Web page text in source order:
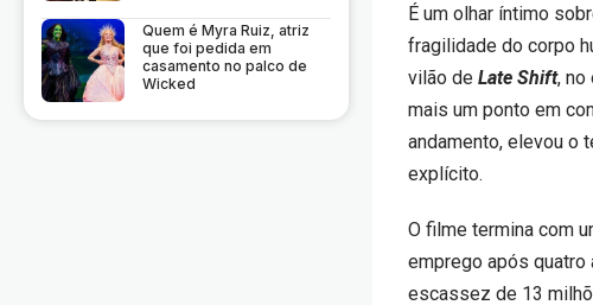
Quem é Myra Ruiz, atriz
que foi pedida em
casamento no palco de
Wicked
É um olhar íntimo
fragilidade do corpo
vilão deLate Shift,
mais um ponto em
andamento, elevou o
explícito.
O filme termina com
emprego após quatro
escassez de 13